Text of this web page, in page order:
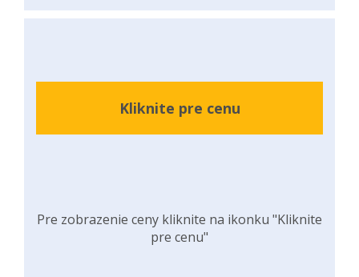
Kliknite pre cenu
Pre zobrazenie ceny kliknite na ikonku "Kliknite
pre cenu"